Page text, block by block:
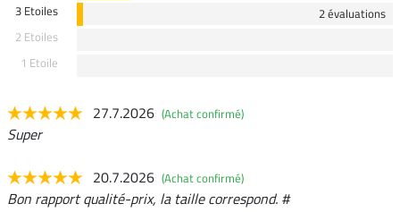
3 Etoiles
2 évaluations
2 Etoiles
1 Etoile
27.7.2026 (Achat confirmé)
Super
20.7.2026 (Achat confirmé)
Bon rapport qualité-prix, la taille correspond. #